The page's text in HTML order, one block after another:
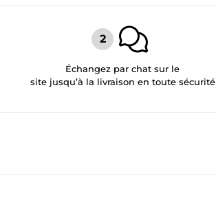
Échangez par chat sur le
site jusqu’à la livraison en toute sécurité